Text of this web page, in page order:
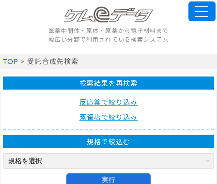
医薬中間体・原体・原薬から電子材料まで
幅広い分野で利用されている検索システム
TOP > 受託合成先検索
検索結果を再検索
反応釜で絞り込み
蒸留塔で絞り込み
規格で絞込む
実行